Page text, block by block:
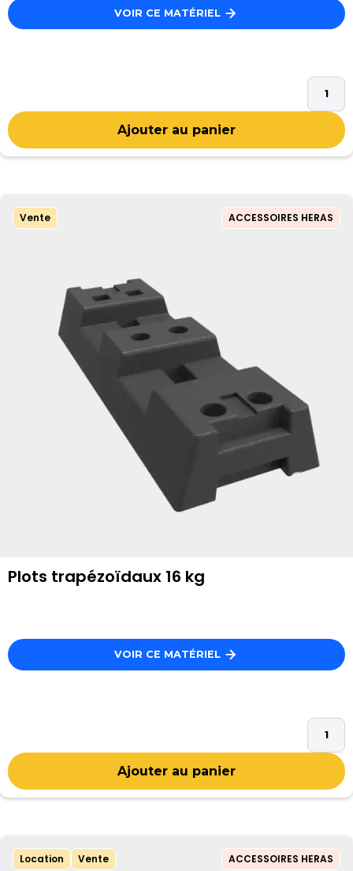
VOIR CE MATÉRIEL
Vente ACCESSOIRES HERAS
Plots trapézoïdaux 16 kg
VOIR CE MATÉRIEL
Location Vente ACCESSOIRES HERAS